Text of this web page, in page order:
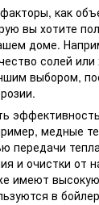
как
вы хотите
доме.
солей или
выбором,
медные
передачи
и очистки от
имеют высокую
в